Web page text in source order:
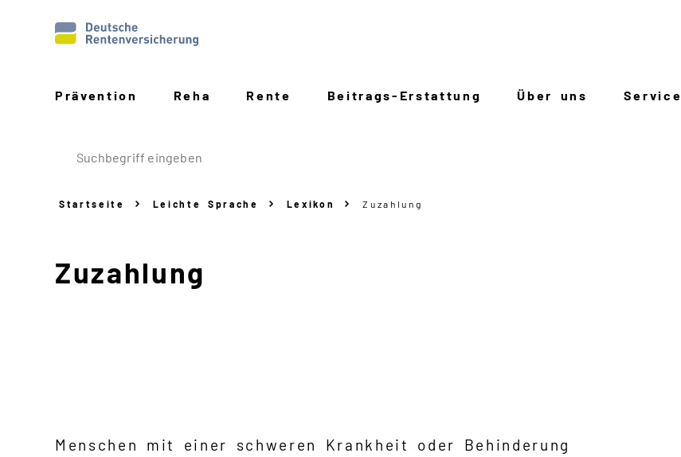
Prävention Reha Rente Beitrags- Erstattung Über uns Service
Startseite Leichte Sprache Lexikon Zuzahlung
Zuzahlung
Menschen mit einer schweren Krankheit oder Behinderung